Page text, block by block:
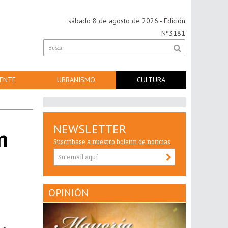
sábado 8 de agosto de 2026 - Edición
Nº3181
URBANISMO CULTURA
NEWSLETTER
Suscríbase a nuestro boletín de noticias
OPINIÓN